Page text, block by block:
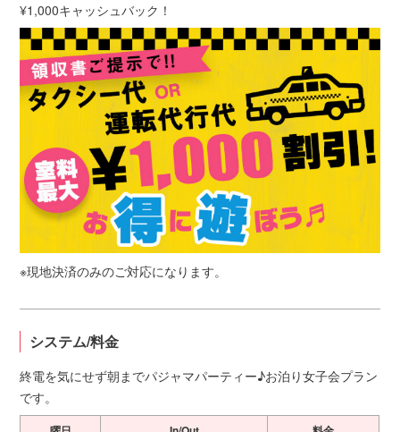
¥1,000キャッシュバック！
※現地決済のみのご対応になります。
システム/料金
終電を気にせず朝までパジャマパーティー♪お泊り女子会プラン
です。